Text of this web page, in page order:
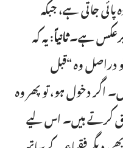
جاتی ہے، جبکہ
برعکس ہے۔ثانیاً: یہ کہ
دراصل وہ “قبل
اگر دخول ہو، تو پھر وہ
کرتے ہیں۔ اس لیے